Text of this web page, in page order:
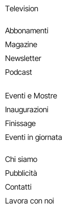
Television
Abbonamenti
Magazine
Newsletter
Podcast
Eventi e Mostre
Inaugurazioni
Finissage
Eventi in giornata
Chi siamo
Pubblicità
Contatti
Lavora con noi